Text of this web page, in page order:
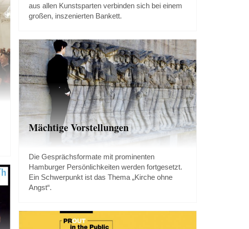
aus allen Kunstsparten verbinden sich bei einem
großen, inszenierten Bankett.
Mächtige Vorstellungen
Die Gesprächsformate mit prominenten
Hamburger Persönlichkeiten werden fortgesetzt.
Ein Schwerpunkt ist das Thema „Kirche ohne
Angst“.